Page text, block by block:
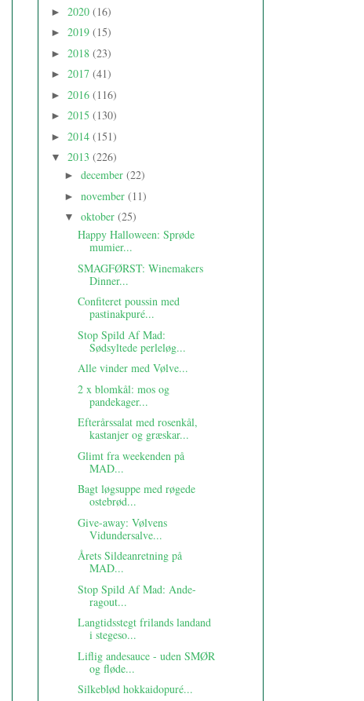
► 2020 (16)
► 2019 (15)
► 2018 (23)
► 2017 (41)
► 2016 (116)
► 2015 (130)
► 2014 (151)
▼ 2013 (226)
► december (22)
► november (11)
▼ oktober (25)
Happy Halloween: Sprøde
mumier...
SMAGFØRST: Winemakers
Dinner...
Confiteret poussin med
pastinakpuré...
Stop Spild Af Mad:
Sødsyltede perleløg...
Alle vinder med Vølve...
2 x blomkål: mos og
pandekager...
Efterårssalat med rosenkål,
kastanjer og græskar...
Glimt fra weekenden på
MAD...
Bagt løgsuppe med røgede
ostebrød...
Give-away: Vølvens
Vidundersalve...
Årets Sildeanretning på
MAD...
Stop Spild Af Mad: Ande-
ragout...
Langtidsstegt frilands landand
i stegeso...
Liflig andesauce - uden SMØR
og fløde...
Silkeblød hokkaidopuré...